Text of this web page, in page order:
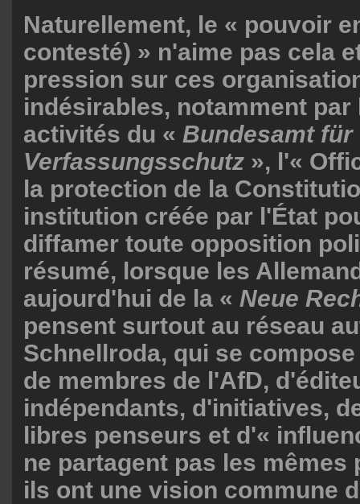
Naturellement, le « pouvoir
contesté) » n'aime pas cela
pression sur ces
indésirables, notamment par
activités du « Bundesamt für
Verfassungsschutz », l'«
la protection de la
institution créée par l'État
diffamer toute opposition
résumé, lorsque les
aujourd'hui de la « Neue
pensent surtout au réseau
Schnellroda, qui se
de membres de l'AfD,
indépendants, d'initiatives,
libres penseurs et d'«
ne partagent pas les mêmes
ils ont une vision commune